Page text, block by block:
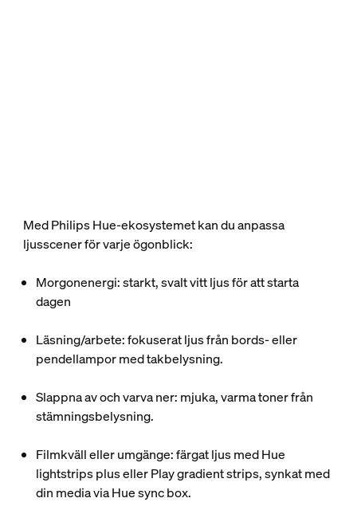
Med Philips Hue-ekosystemet kan du anpassa
ljusscener för varje ögonblick:
Morgonenergi: starkt, svalt vitt ljus för att starta
dagen
Läsning/arbete: fokuserat ljus från bords- eller
pendellampor med takbelysning.
Slappna av och varva ner: mjuka, varma toner från
stämningsbelysning.
Filmkväll eller umgänge: färgat ljus med Hue
lightstrips plus eller Play gradient strips, synkat med
din media via Hue sync box.